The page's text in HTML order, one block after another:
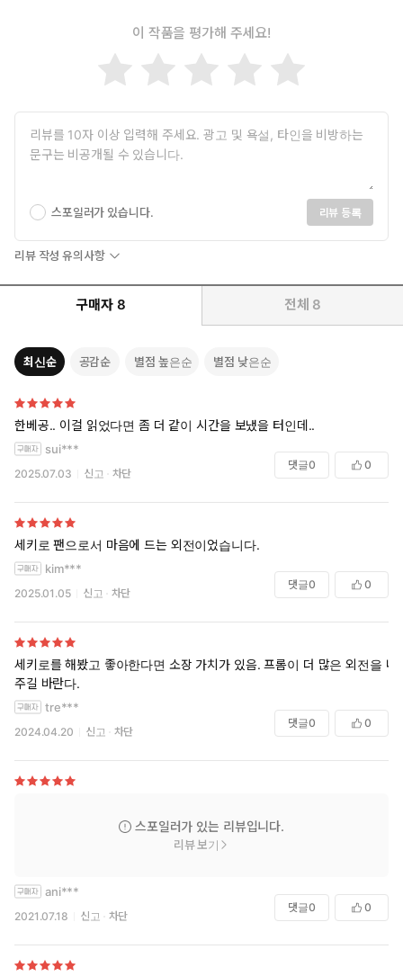
이 작품을 평가해 주세요!
스포일러가 있습니다. 리뷰 등록
리뷰 작성 유의사항
구매자 8 전체 8
최신순 공감순 별점 높은순 별점 낮은순
한베공.. 이걸 읽었다면 좀 더 같이 시간을 보냈을 터인데..
sui***
2025.07.03 신고 차단
댓글0 0
세키로 팬으로서 마음에 드는 외전이었습니다.
kim***
2025.01.05 신고 차단
댓글0 0
세키로를 해봤고 좋아한다면 소장 가치가 있음. 프롬이 더 많은 외전을 내
주길 바란다.
tre***
2024.04.20 신고 차단
댓글0 0
스포일러가 있는 리뷰입니다.
리뷰 보기
ani***
2021.07.18 신고 차단
댓글0 0